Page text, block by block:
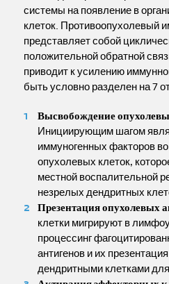
системы на появление в
клеток. Противоопухолевый
представляет собой
положительной обратной
приводит к усилению
быть условно разделен на 7
Высвобождение
Инициирующим шагом
иммуногенных факторов
опухолевых клеток,
местной воспалительной
незрелых дендритных
Презентация опухолевых
клетки мигрируют в
процессинг
антигенов и их
дендритными клетками